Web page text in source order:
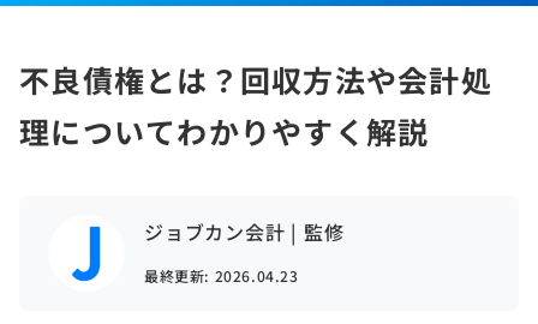
不良債権とは？回収方法や会計処
理についてわかりやすく解説
ジョブカン会計 | 監修
最終更新: 2026.04.23